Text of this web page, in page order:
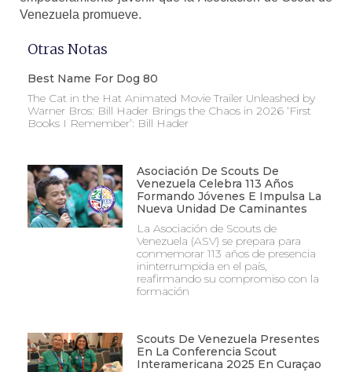
Venezuela promueve.
Otras Notas
Best Name For Dog 80
The Cat in the Hat Animated Movie Trailer Unleashed by
Warner Bros: Bill Hader Brings the Chaos in 2026 ‘First
Books I Remember’: Bill Hader
Asociación De Scouts De
Venezuela Celebra 113 Años
Formando Jóvenes E Impulsa La
Nueva Unidad De Caminantes
La Asociación de Scouts de
Venezuela (ASV) se prepara para
conmemorar 113 años de presencia
ininterrumpida en el país,
reafirmando su compromiso con la
formación
Scouts De Venezuela Presentes
En La Conferencia Scout
Interamericana 2025 En Curaçao